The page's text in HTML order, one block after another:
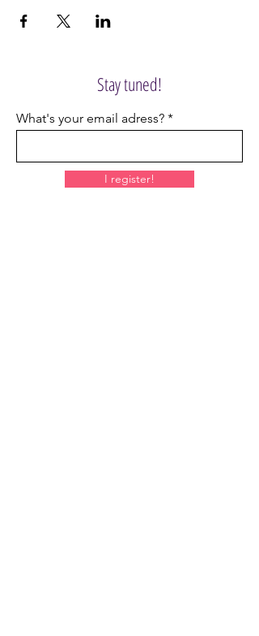
Stay tuned!
What's your email adress?
I register!